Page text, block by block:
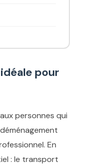
pour
personnes qui
En
: le transport